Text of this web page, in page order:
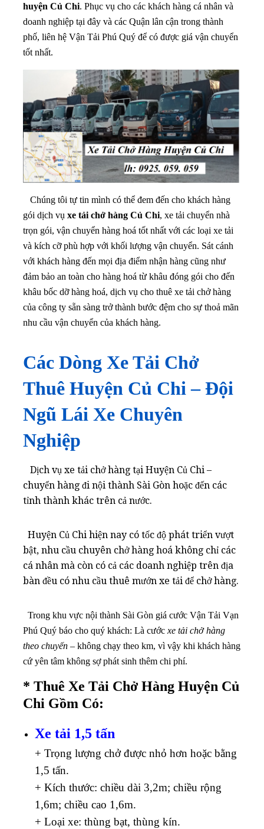
huyện Củ Chi. Phục vụ cho các khách hàng cá nhân và
doanh nghiệp tại đây và các Quận lân cận trong thành
phố, liên hệ Vận Tải Phú Quý để có được giá vận chuyển
tốt nhất.
Chúng tôi tự tin mình có thể đem đến cho khách hàng
gói dịch vụ xe tải chở hàng Củ Chi, xe tải chuyển nhà
trọn gói, vận chuyển hàng hoá tốt nhất với các loại xe tải
và kích cỡ phù hợp với khối lượng vận chuyển. Sát cánh
với khách hàng đến mọi địa điểm nhận hàng cũng như
đảm bảo an toàn cho hàng hoá từ khâu đóng gói cho đến
khâu bốc dỡ hàng hoá, dịch vụ cho thuê xe tải chở hàng
của công ty sẵn sàng trở thành bước đệm cho sự thoả mãn
nhu cầu vận chuyển của khách hàng.
Các Dòng Xe Tải Chở
Thuê Huyện Củ Chi – Đội
Ngũ Lái Xe Chuyên
Nghiệp
Dịch vụ xe tải chở hàng tại Huyện Củ Chi –
chuyển hàng đi nội thành Sài Gòn hoặc đến các
tỉnh thành khác trên cả nước.
Huyện Củ Chi hiện nay có tốc độ phát triển vượt
bật, nhu cầu chuyên chở hàng hoá không chỉ các
cá nhân mà còn có cả các doanh nghiệp trên địa
bàn đều có nhu cầu thuê mướn xe tải để chở hàng.
Trong khu vực nội thành Sài Gòn giá cước Vận Tải Vạn
Phú Quý báo cho quý khách: Là cước xe tải chở hàng
theo chuyến – không chạy theo km, vì vậy khi khách hàng
cứ yên tâm không sợ phát sinh thêm chi phí.
* Thuê Xe Tải Chở Hàng Huyện Củ
Chi Gồm Có:
Xe tải 1,5 tấn
+ Trọng lượng chở được nhỏ hơn hoặc bằng
1,5 tấn.
+ Kích thước: chiều dài 3,2m; chiều rộng
1,6m; chiều cao 1,6m.
+ Loại xe: thùng bạt, thùng kín.